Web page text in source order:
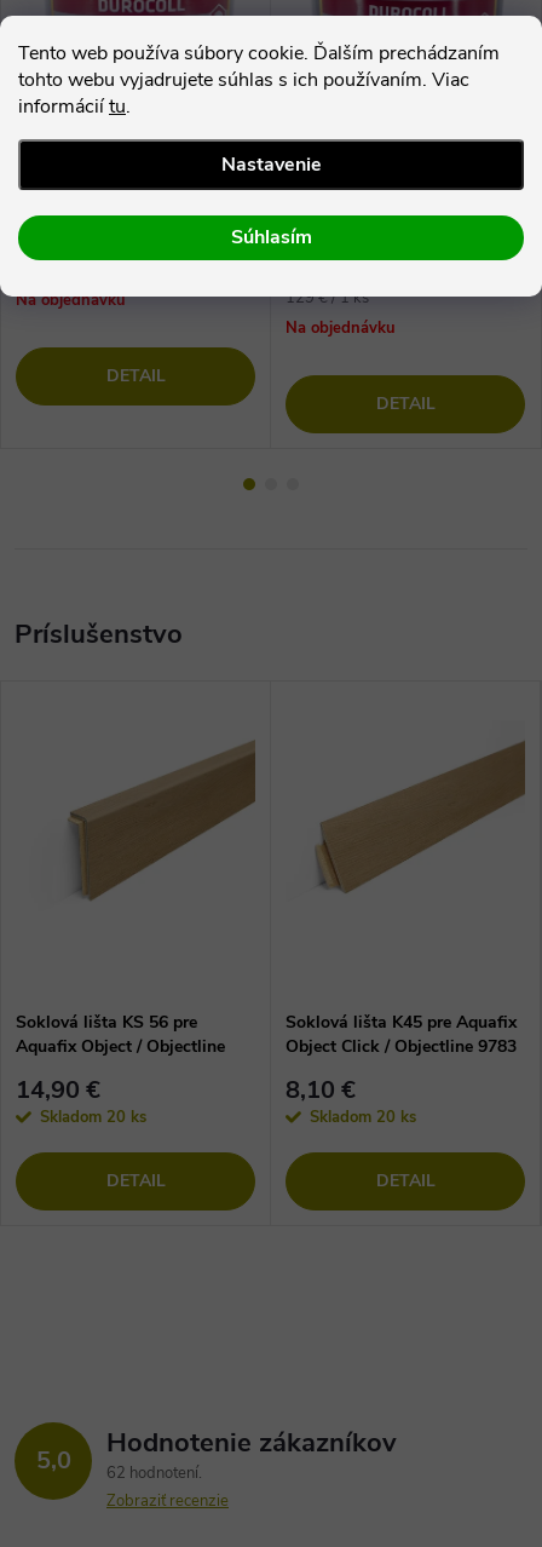
Tento web používa súbory cookie. Ďalším prechádzaním
tohto webu vyjadrujete súhlas s ich používaním. Viac
informáciítu.
Nastavenie
Súhlasím
) - disperzné lepidlo s vláknom
na vinylové podlahy
Na objednávku
DETAIL
m2 ) - disperzné lepidlo s
vláknom na vinylové podlahy
Jednotková
cena:
129 € / 1 ks
Na objednávku
DETAIL
Soklová lišta KS 56 pre
Aquafix Object / Objectline
14,90 €
Skladom 20 ks
DETAIL
Soklová lišta K45 pre Aquafix
Object Click / Objectline 9783
8,10 €
Skladom 20 ks
DETAIL
5,0 Hodnotenie zákazníkov
62 hodnotení
Zobraziť recenzie